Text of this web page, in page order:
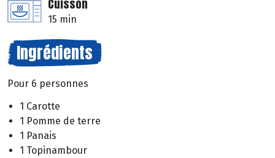
Cuisson
15 min
Ingrédients
Pour 6 personnes
1 Carotte
1 Pomme de terre
1 Panais
1 Topinambour